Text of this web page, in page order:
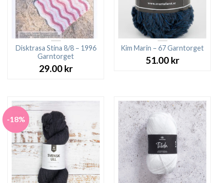
Disktrasa Stina 8/8 – 1996
Garntorget
29.00 kr
Kim Marin – 67 Garntorget
51.00 kr
-18%